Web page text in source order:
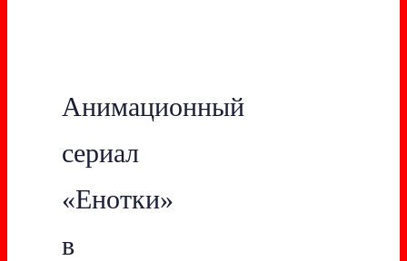
Анимационный
сериал
«Енотки»
в